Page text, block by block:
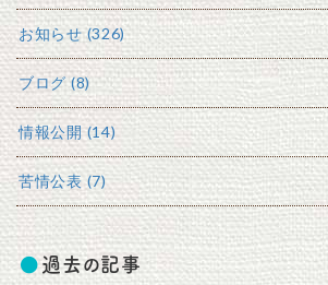
お知らせ (326)
ブログ (8)
情報公開 (14)
苦情公表 (7)
過去の記事